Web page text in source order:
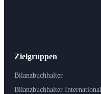
Zielgruppen
Bilanzbuchhalter
Bilanzbuchhalter International